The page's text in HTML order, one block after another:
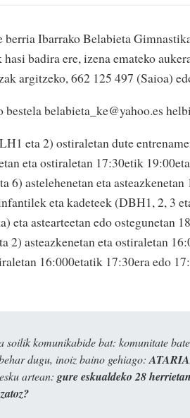
berria Ibarrako Belabieta
hasi badira ere, izena emateko
argitzeko, 662 125 497 (Saioa)
bestela belabieta_ke@yahoo.es
eta 2) ostiraletan dute
eta ostiraletan 17:30etik
6) astelehenetan eta
eta kadeteek (DBH1, 2, 3
eta astearteetan edo ostegunetan
2) asteazkenetan eta ostiraletan
16:000etatik 17:30era edo
soilik komunikabide bat: komunitate
dugu, inoiz baino gehiago:
artean: gure eskualdeko 28